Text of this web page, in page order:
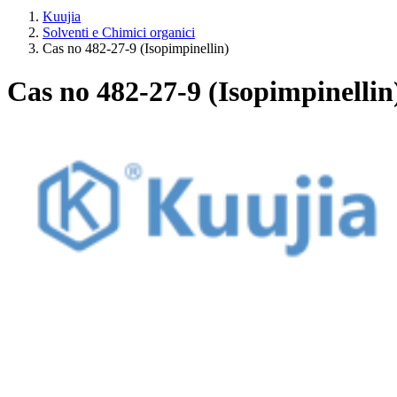
Kuujia
Solventi e Chimici organici
Cas no 482-27-9 (Isopimpinellin)
Cas no 482-27-9